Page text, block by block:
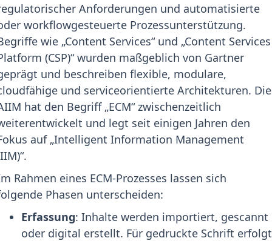
Anforderungen und automatisierte
workflowgesteuerte Prozessunterstützung.
wie „Content Services“ und „Content Services
(CSP)“ wurden maßgeblich von Gartner
und beschreiben flexible, modulare,
und serviceorientierte Architekturen. Die
hat den Begriff „ECM“ zwischenzeitlich
und legt seit einigen Jahren den
auf „Intelligent Information Management
Rahmen eines ECM-Prozesses lassen sich
Phasen unterscheiden:
Erfassung: Inhalte werden importiert, gescannt
oder digital erstellt. Für gedruckte Schrift erfolgt